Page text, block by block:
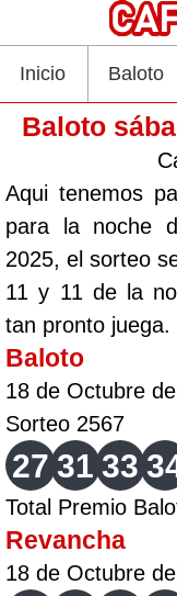
Inicio Baloto
Baloto
Aqui tenemos
para la noche
2025, el sorteo
11 y 11 de la
tan pronto juega.
Baloto
18 de Octubre
Sorteo 2567
27 31 33
Total Premio
Revancha
18 de Octubre